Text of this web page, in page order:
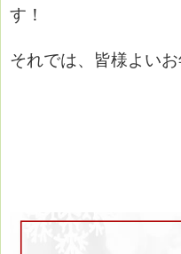
す！
それでは、皆様よい